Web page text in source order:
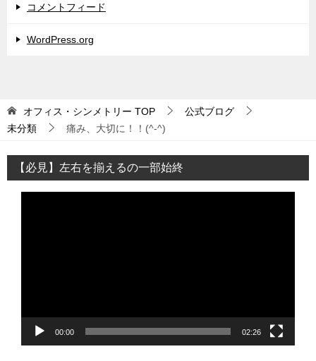
コメントフィード
WordPress.org
オフィス・シンメトリー TOP
公式ブログ
未分類
痛み、大切に！！(^-^)
【必見】左右を揃えるの一部始終
00:00 02:26